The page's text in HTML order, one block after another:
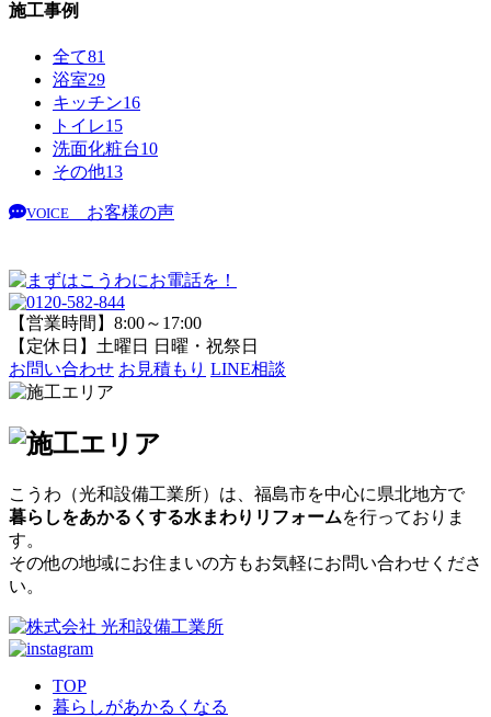
施工事例
全て81
浴室29
キッチン16
トイレ15
洗面化粧台10
その他13
VOICE お客様の声
【営業時間】8:00～17:00
【定休日】土曜日 日曜・祝祭日
お問い合わせ お見積もり LINE相談
こうわ（光和設備工業所） は、福島市を中心に県北地方で
暮らしをあかるくする水まわりリフォームを行っておりま
す。
その他の地域にお住まいの方もお気軽にお問い合わせくださ
い。
TOP
暮らしがあかるくなる